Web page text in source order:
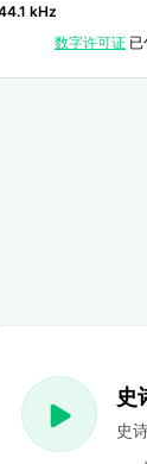
kHz
数字许可证已
退。
史
史